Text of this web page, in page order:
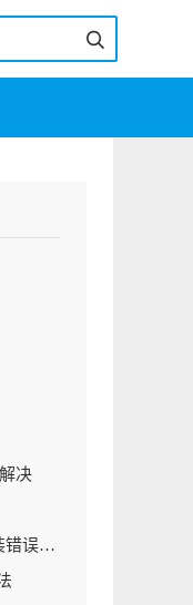
决
win11系统更新安装100版本提示安装错误0x800f0989怎么解决